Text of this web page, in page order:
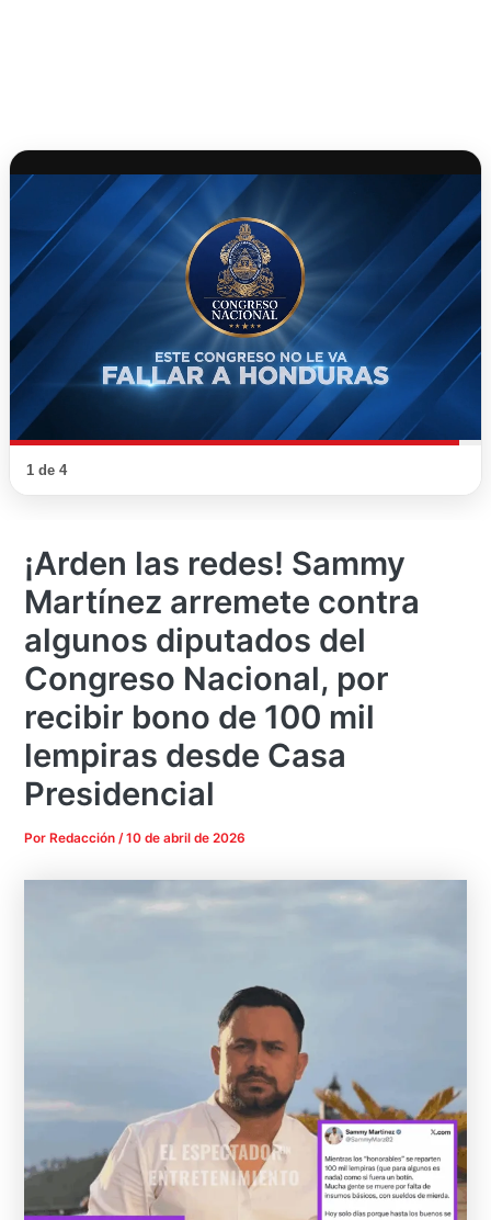
1 de 4
¡Arden las redes! Sammy
Martínez arremete contra
algunos diputados del
Congreso Nacional, por
recibir bono de 100 mil
lempiras desde Casa
Presidencial
Por Redacción/10 de abril de 2026